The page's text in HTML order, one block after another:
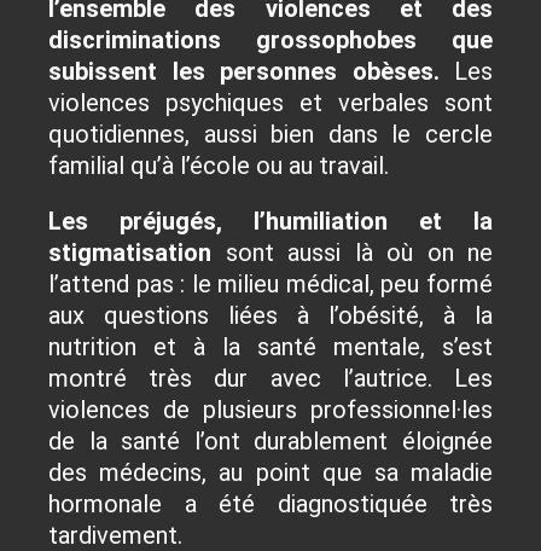
l’ensemble des violences et des
discriminations grossophobes que
subissent les personnes obèses. Les
violences psychiques et verbales sont
quotidiennes, aussi bien dans le cercle
familial qu’à l’école ou au travail.
Les préjugés, l’humiliation et la
stigmatisation sont aussi là où on ne
l’attend pas : le milieu médical, peu formé
aux questions liées à l’obésité, à la
nutrition et à la santé mentale, s’est
montré très dur avec l’autrice. Les
violences de plusieurs professionnel·les
de la santé l’ont durablement éloignée
des médecins, au point que sa maladie
hormonale a été diagnostiquée très
tardivement.